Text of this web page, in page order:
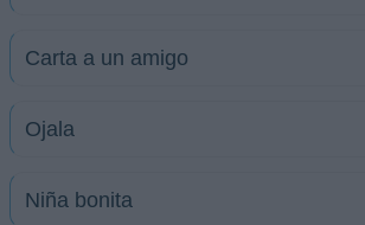
Carta a un amigo
Ojala
Niña bonita